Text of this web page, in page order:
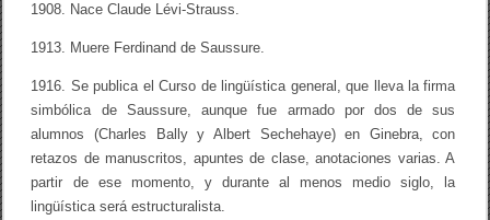
1908. Nace Claude Lévi-Strauss.
1913. Muere Ferdinand de Saussure.
1916. Se publica el Curso de lingüística general, que lleva la firma
simbólica de Saussure, aunque fue armado por dos de sus
alumnos (Charles Bally y Albert Sechehaye) en Ginebra, con
retazos de manuscritos, apuntes de clase, anotaciones varias. A
partir de ese momento, y durante al menos medio siglo, la
lingüística será estructuralista.